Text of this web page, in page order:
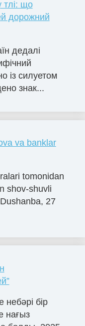
тлі: що
дорожний
дедалі
із силуетом
знак...
va banklar
tomonidan
shov-shuvli
27
небәрі бір
нағыз